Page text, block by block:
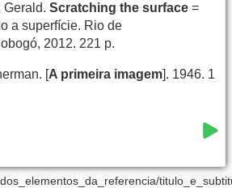
Gerald. Scratching the surface =
a superfície. Rio de
2012. 221 p.
[A primeira imagem]. 1946. 1